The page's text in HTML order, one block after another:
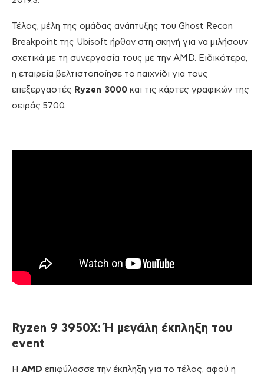
Τέλος, μέλη της ομάδας ανάπτυξης του Ghost Recon
Breakpoint της Ubisoft ήρθαν στη σκηνή για να μιλήσουν
σχετικά με τη συνεργασία τους με την AMD. Ειδικότερα,
η εταιρεία βελτιστοποίησε το παιχνίδι για τους
επεξεργαστές Ryzen 3000 και τις κάρτες γραφικών της
σειράς 5700.
Ryzen 9 3950X: Ή μεγάλη έκπληξη του
event
Η AMD επιφύλασσε την έκπληξη για το τέλος, αφού η